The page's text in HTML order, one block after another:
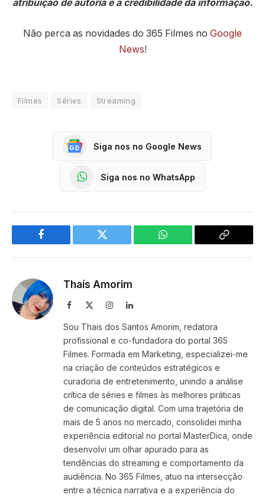
atribuição de autoria e a credibilidade da informação.
Não perca as novidades do 365 Filmes no Google
News!
Filmes Séries Streaming
Siga nos no Google News
Siga nos no WhatsApp
Facebook Twitter WhatsApp
Copy
Thaís Amorim
Facebook InstagramLinkedIn
Sou Thais dos Santos Amorim, redatora
profissional e co-fundadora do portal 365
Filmes. Formada em Marketing, especializei-me
na criação de conteúdos estratégicos e
curadoria de entretenimento, unindo a análise
crítica de séries e filmes às melhores práticas
de comunicação digital. Com uma trajetória de
mais de 5 anos no mercado, consolidei minha
experiência editorial no portal MasterDica, onde
desenvolvi um olhar apurado para as
tendências do streaming e comportamento da
audiência. No 365 Filmes, atuo na intersecção
entre a técnica narrativa e a experiência do